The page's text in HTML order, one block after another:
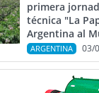
primera
técnica "La
Argentina al
ARGENTINA 03/